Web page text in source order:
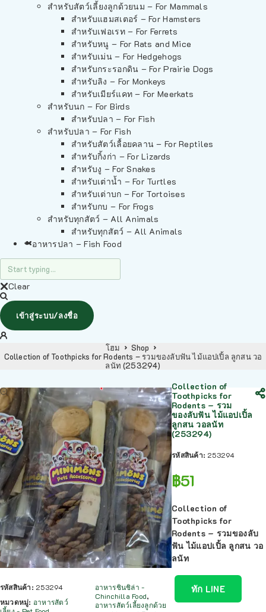
สำหรับสัตว์เลี้ยงลูกด้วยนม – For Mammals
สำหรับแฮมสเตอร์ – For Hamsters
สำหรับเฟอเรท – For Ferrets
สำหรับหนู – For Rats and Mice
สำหรับเม่น – For Hedgehogs
สำหรับกระรอกดิน – For Prairie Dogs
สำหรับลิง – For Monkeys
สำหรับเมียร์แคท – For Meerkats
สำหรับนก – For Birds
สำหรับปลา – For Fish
สำหรับปลา – For Fish
สำหรับสัตว์เลื้อยคลาน – For Reptiles
สำหรับกิ้งก่า – For Lizards
สำหรับงู – For Snakes
สำหรับเต่าน้ำ – For Turtles
สำหรับเต่าบก – For Tortoises
สำหรับกบ – For Frogs
สำหรับทุกสัตว์ – All Animals
สำหรับทุกสัตว์ – All Animals
อาหารปลา – Fish Food
Clear
เข้าสู่ระบบ/ลงชื่อ
โฮม
Shop
Collection of Toothpicks for Rodents – รวมของลับฟัน ไม้แอปเปิ้ล ลูกสน วอ
ลนัท (253294)
รหัสสินค้า: 253294
หมวดหมู่: อาหารสัตว์
อาหารชินชิล่า -
Chinchilla Food,
อาหารสัตว์เลี้ยงลูกด้วย
Collection of
Toothpicks for
Rodents – รวม
ของลับฟัน ไม้แอปเปิ้ล
ลูกสน วอลนัท
(253294)
รหัสสินค้า: 253294
฿51
Collection of
Toothpicks for
Rodents – รวมของลับ
ฟัน ไม้แอปเปิ้ล ลูกสน วอ
ลนัท
ทัก LINE